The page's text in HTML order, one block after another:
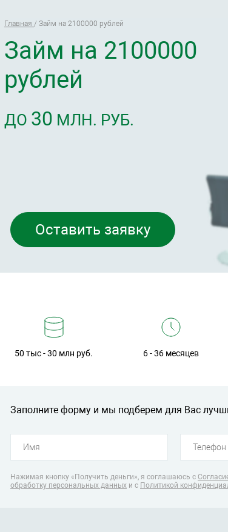
Оставить заявку
Главная / Займ на 2100000 рублей
Займ на 2100000
рублей
ДО 30 МЛН. РУБ.
50 тыс - 30 млн руб. 6 - 36 месяцев
Заполните форму и мы подберем для Вас
Нажимая кнопку «Получить деньги», я соглашаюсь с
обработку персональных данных и с Политикой